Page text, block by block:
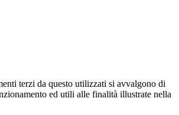
terzi da questo utilizzati si avvalgono di
ed utili alle finalità illustrate nella